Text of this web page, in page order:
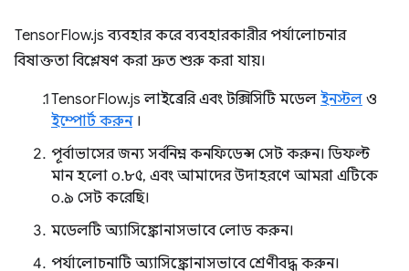
TensorFlow.js ব্যবহার করে ব্যবহারকারীর পর্যালোচনার
বিষাক্ততা বিশ্লেষণ করা দ্রুত শুরু করা যায়।
TensorFlow.js লাইব্রেরি এবং টক্সিসিটি মডেল ইনস্টল ও
ইম্পোর্ট করুন।
পূর্বাভাসের জন্য সর্বনিম্ন কনফিডেন্স সেট করুন। ডিফল্ট
মান হলো ০.৮৫, এবং আমাদের উদাহরণে আমরা এটিকে
০.৯ সেট করেছি।
মডেলটি অ্যাসিঙ্ক্রোনাসভাবে লোড করুন।
পর্যালোচনাটি অ্যাসিঙ্ক্রোনাসভাবে শ্রেণীবদ্ধ করুন।